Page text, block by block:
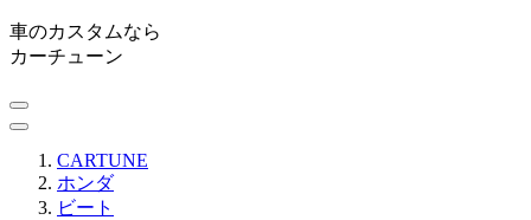
車のカスタムなら
カーチューン
CARTUNE
ホンダ
ビート